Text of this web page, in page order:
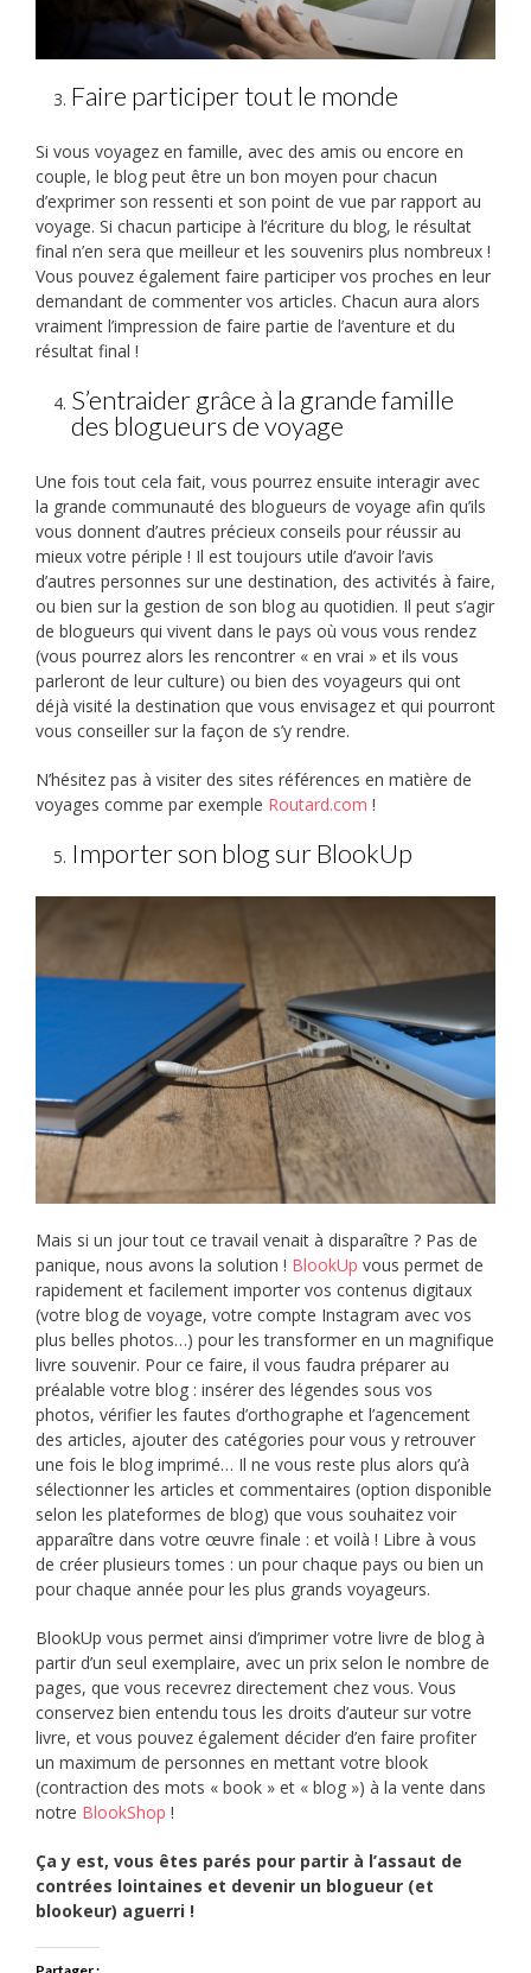
Faire participer tout le monde
Si vous voyagez en famille, avec des amis ou encore en
couple, le blog peut être un bon moyen pour chacun
d’exprimer son ressenti et son point de vue par rapport au
voyage. Si chacun participe à l’écriture du blog, le résultat
final n’en sera que meilleur et les souvenirs plus nombreux !
Vous pouvez également faire participer vos proches en leur
demandant de commenter vos articles. Chacun aura alors
vraiment l’impression de faire partie de l’aventure et du
résultat final !
S’entraider grâce à la grande famille
des blogueurs de voyage
Une fois tout cela fait, vous pourrez ensuite interagir avec
la grande communauté des blogueurs de voyage afin qu’ils
vous donnent d’autres précieux conseils pour réussir au
mieux votre périple ! Il est toujours utile d’avoir l’avis
d’autres personnes sur une destination, des activités à faire,
ou bien sur la gestion de son blog au quotidien. Il peut s’agir
de blogueurs qui vivent dans le pays où vous vous rendez
(vous pourrez alors les rencontrer « en vrai » et ils vous
parleront de leur culture) ou bien des voyageurs qui ont
déjà visité la destination que vous envisagez et qui pourront
vous conseiller sur la façon de s’y rendre.
N’hésitez pas à visiter des sites références en matière de
voyages comme par exemple Routard.com !
Importer son blog sur BlookUp
Mais si un jour tout ce travail venait à disparaître ? Pas de
panique, nous avons la solution ! BlookUp vous permet de
rapidement et facilement importer vos contenus digitaux
(votre blog de voyage, votre compte Instagram avec vos
plus belles photos…) pour les transformer en un magnifique
livre souvenir. Pour ce faire, il vous faudra préparer au
préalable votre blog : insérer des légendes sous vos
photos, vérifier les fautes d’orthographe et l’agencement
des articles, ajouter des catégories pour vous y retrouver
une fois le blog imprimé… Il ne vous reste plus alors qu’à
sélectionner les articles et commentaires (option disponible
selon les plateformes de blog) que vous souhaitez voir
apparaître dans votre œuvre finale : et voilà ! Libre à vous
de créer plusieurs tomes : un pour chaque pays ou bien un
pour chaque année pour les plus grands voyageurs.
BlookUp vous permet ainsi d’imprimer votre livre de blog à
partir d’un seul exemplaire, avec un prix selon le nombre de
pages, que vous recevrez directement chez vous. Vous
conservez bien entendu tous les droits d’auteur sur votre
livre, et vous pouvez également décider d’en faire profiter
un maximum de personnes en mettant votre blook
(contraction des mots « book » et « blog ») à la vente dans
notre BlookShop !
Ça y est, vous êtes parés pour partir à l’assaut de
contrées lointaines et devenir un blogueur (et
blookeur) aguerri !